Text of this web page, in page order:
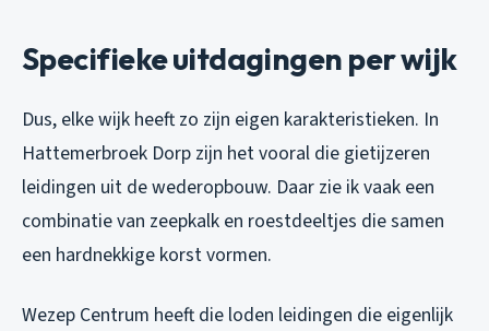
Specifieke uitdagingen per wijk
Dus, elke wijk heeft zo zijn eigen karakteristieken. In
Hattemerbroek Dorp zijn het vooral die gietijzeren
leidingen uit de wederopbouw. Daar zie ik vaak een
combinatie van zeepkalk en roestdeeltjes die samen
een hardnekkige korst vormen.
Wezep Centrum heeft die loden leidingen die eigenlijk